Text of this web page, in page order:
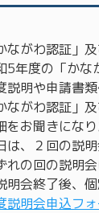
ながわ認証」
5年度の「かな
説明や申請書
ながわ認証」
をお聞きにな
は、２回の説明
れの回の説明
会終了後、個
説明会申込フ